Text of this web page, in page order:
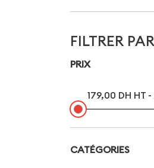
FILTRER PAR
PRIX
179,00 DH HT
CATÉGORIES